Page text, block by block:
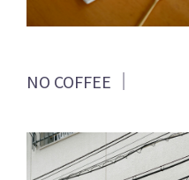
NO COFFEE ｜